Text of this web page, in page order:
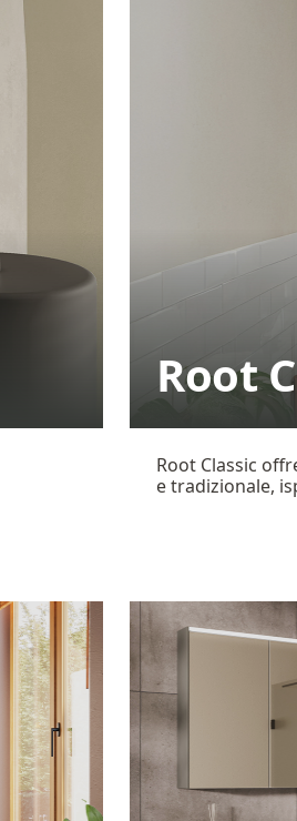
Root
Root Classic
e tradizionale,